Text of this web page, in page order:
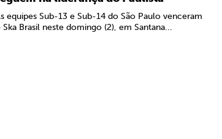
equipes Sub-13 e Sub-14 do São Paulo venceram
Ska Brasil neste domingo (2), em Santana...